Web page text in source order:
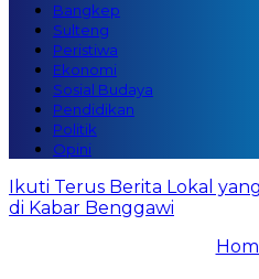
Bangkep
Sulteng
Peristiwa
Ekonomi
Sosial Budaya
Pendidikan
Politik
Opini
Ikuti Terus Berita Lokal
di Kabar Benggawi